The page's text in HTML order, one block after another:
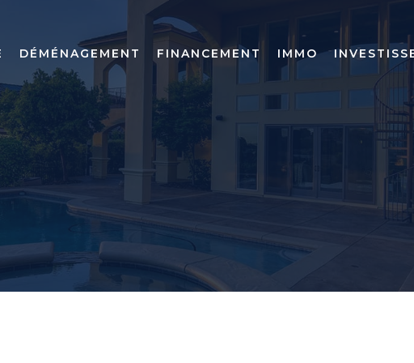
DÉMÉNAGEMENT FINANCEMENT IMMO